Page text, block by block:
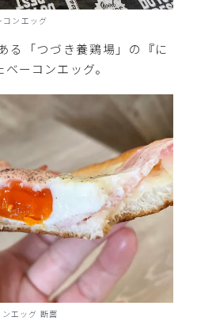
コンエッグ
る「つづき養鶏場」の『に
ーコンエッグ。
ンエッグ 断面